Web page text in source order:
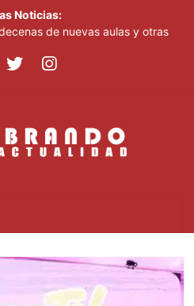
Noticias:
de nuevas aulas y otras
el país generaría más gasto
lunes jornada nacional de
docentes de cara al inicio del
autoridades